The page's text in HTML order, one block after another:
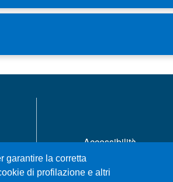
garantire la corretta
di profilazione e altri
Accessibilità
Privacy e cookie policy
Mappa del sito